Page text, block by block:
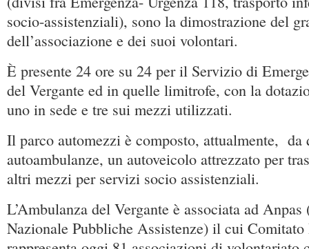
socio-assistenziali), sono la dimostrazione del
dell’associazione e dei suoi volontari.
È presente 24 ore su 24 per il Servizio di
del Vergante ed in quelle limitrofe, con la
uno in sede e tre sui mezzi utilizzati.
Il parco automezzi è composto, attualmente, da
autoambulanze, un autoveicolo attrezzato per
altri mezzi per servizi socio assistenziali.
L’Ambulanza del Vergante è associata ad
Nazionale Pubbliche Assistenze) il cui Comitato